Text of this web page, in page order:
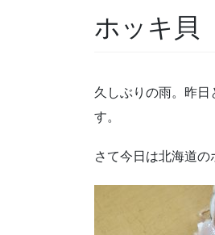
ホッキ貝
久しぶりの雨。昨
す。
さて今日は北海道の